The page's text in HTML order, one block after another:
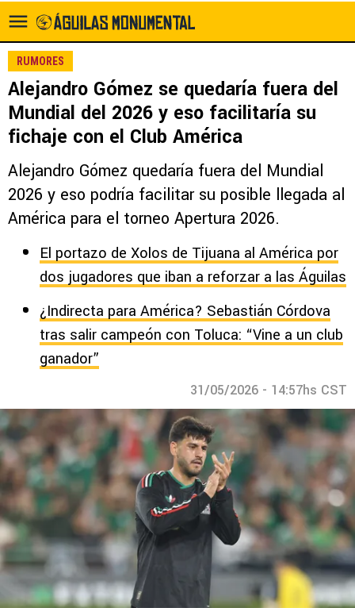
RUMORES
Alejandro Gómez se quedaría fuera del
Mundial del 2026 y eso facilitaría su
fichaje con el Club América
Alejandro Gómez quedaría fuera del Mundial
2026 y eso podría facilitar su posible llegada al
América para el torneo Apertura 2026.
El portazo de Xolos de Tijuana al América por
dos jugadores que iban a reforzar a las Águilas
¿Indirecta para América? Sebastián Córdova
tras salir campeón con Toluca: “Vine a un club
ganador”
31/05/2026 - 14:57hs CST